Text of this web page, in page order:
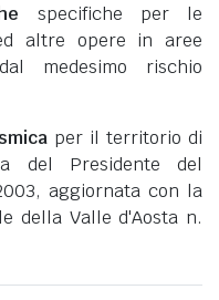
specifiche per le
altre opere in aree
medesimo rischio
per il territorio di
del Presidente del
aggiornata con la
della Valle d'Aosta n.